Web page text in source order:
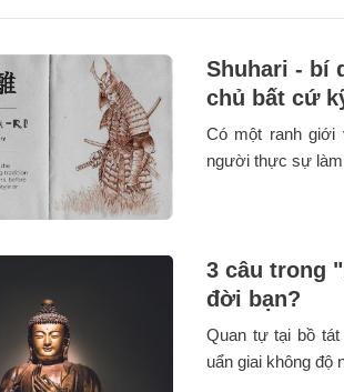
Shuhari - bí
chủ bất cứ
Có một ranh giới
người thực sự
3 câu trong
đời bạn?
Quan tự tại bồ
uẩn giai không độ